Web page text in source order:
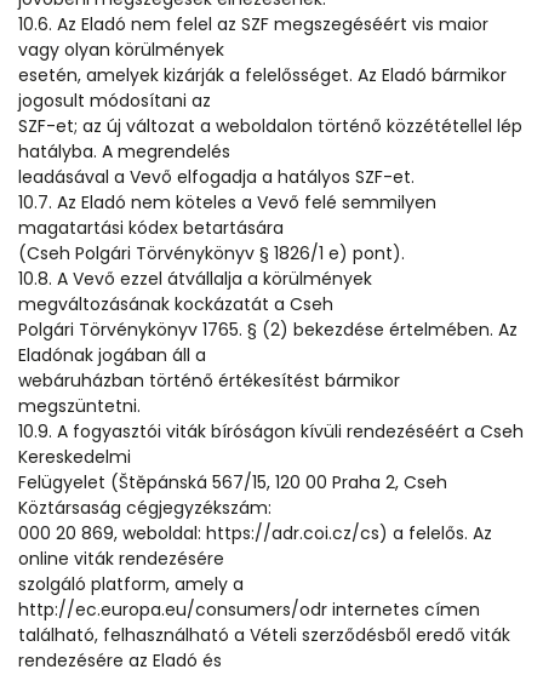
10.6. Az Eladó nem felel az SZF megszegéséért vis maior
vagy olyan körülmények
esetén, amelyek kizárják a felelősséget. Az Eladó bármikor
jogosult módosítani az
SZF-et; az új változat a weboldalon történő közzététellel lép
hatályba. A megrendelés
leadásával a Vevő elfogadja a hatályos SZF-et.
10.7. Az Eladó nem köteles a Vevő felé semmilyen
magatartási kódex betartására
(Cseh Polgári Törvénykönyv § 1826/1 e) pont).
10.8. A Vevő ezzel átvállalja a körülmények
megváltozásának kockázatát a Cseh
Polgári Törvénykönyv 1765. § (2) bekezdése értelmében. Az
Eladónak jogában áll a
webáruházban történő értékesítést bármikor
megszüntetni.
10.9. A fogyasztói viták bíróságon kívüli rendezéséért a Cseh
Kereskedelmi
Felügyelet (Štěpánská 567/15, 120 00 Praha 2, Cseh
Köztársaság cégjegyzékszám:
000 20 869, weboldal: https://adr.coi.cz/cs) a felelős. Az
online viták rendezésére
szolgáló platform, amely a
http://ec.europa.eu/consumers/odr internetes címen
található, felhasználható a Vételi szerződésből eredő viták
rendezésére az Eladó és